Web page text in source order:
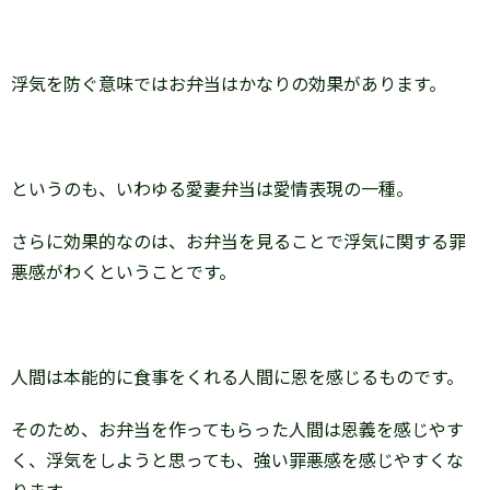
浮気を防ぐ意味ではお弁当はかなりの効果があります。
というのも、いわゆる愛妻弁当は愛情表現の一種。
さらに効果的なのは、お弁当を見ることで浮気に関する罪
悪感がわくということです。
人間は本能的に食事をくれる人間に恩を感じるものです。
そのため、お弁当を作ってもらった人間は恩義を感じやす
く、浮気をしようと思っても、強い罪悪感を感じやすくな